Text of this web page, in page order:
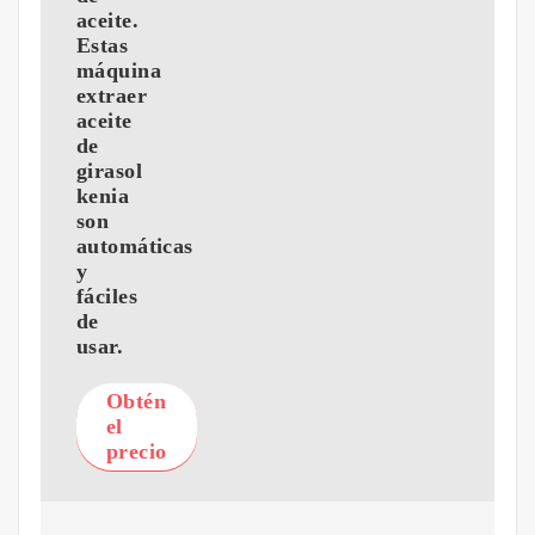
aceite.
Estas
máquina
extraer
aceite
de
girasol
kenia
son
automáticas
y
fáciles
de
usar.
Obtén
el
precio